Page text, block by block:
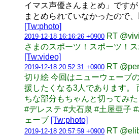
イマス声優さんまとめ」です
まとめられていなかったので
[Tw:photo]
2019-12-18 16:16:26 +0900 RT
さまのスポーツ！スポーツ！ス
[Tw:video]
2019-12-18 20:52:31 +0900 RT
切り絵 今回はニューウェーブ
援したくなる3人であります。
ちな部分もちゃんと切ってみ
#デレステ #大石泉 #土屋亜子
ェーブ [Tw:photo]
2019-12-18 20:57:59 +0900 RT